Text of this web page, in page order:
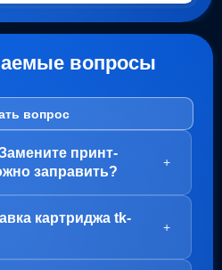
вопросы
вопрос
принт-
заправить?
+
картриджа не требуется.
(Принт-картридж), у
ресурс.
картриджа tk-
+